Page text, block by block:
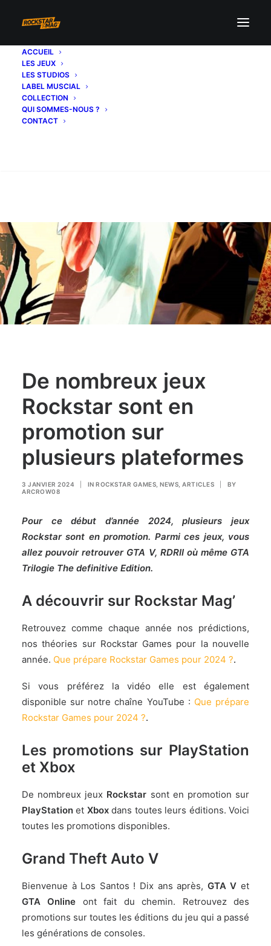
ACCUEIL
LES JEUX
LES STUDIOS
LABEL MUSCIAL
COLLECTION
QUI SOMMES-NOUS ?
CONTACT
De nombreux jeux
Rockstar sont en
promotion sur
plusieurs plateformes
3 JANVIER 2024 IN ROCKSTAR GAMES NEWS ARTICLES
BY
ARCROW08
Pour ce début d’année 2024, plusieurs jeux
Rockstar sont en promotion. Parmi ces jeux, vous
allez pouvoir retrouver GTA V, RDRII où même GTA
Trilogie The definitive Edition.
A découvrir sur Rockstar Mag’
Retrouvez comme chaque année nos prédictions,
nos théories sur Rockstar Games pour la nouvelle
année. Que prépare Rockstar Games pour 2024 ?.
Si vous préférez la vidéo elle est également
disponible sur notre chaîne YouTube : Que prépare
Rockstar Games pour 2024 ?.
Les promotions sur PlayStation
et Xbox
De nombreux jeux Rockstar sont en promotion sur
PlayStation et Xboxdans toutes leurs éditions. Voici
toutes les promotions disponibles.
Grand Theft Auto V
Bienvenue à Los Santos ! Dix ans après, GTA V et
GTA Online ont fait du chemin. Retrouvez des
promotions sur toutes les éditions du jeu qui a passé
les générations de consoles.